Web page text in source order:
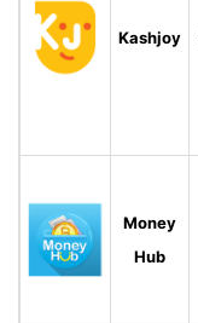
Kashjoy
Money
Hub